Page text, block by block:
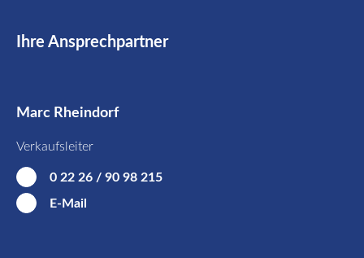
Ihre Ansprechpartner
Marc Rheindorf
Verkaufsleiter
0 22 26 / 90 98 215
E-Mail